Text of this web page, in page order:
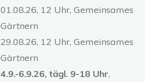
01.08.26, 12 Uhr, Gemeinsames
Gärtnern
29.08.26, 12 Uhr, Gemeinsames
Gärtnern
4.9.-6.9.26, tägl. 9-18 Uhr,